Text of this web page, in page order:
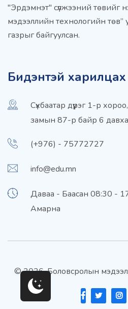
"Эрдэмнэт" сүлжээний төвийг
мэдээллийн технологийн төв”
газрыг байгуулсан.
Бидэнтэй харилцах
Сүхбаатар дүүрэг 1-р
замын 87-р байр 6
(+976) - 75772727
info@edu.mn
Даваа - Баасан 08:30 -
Амарна
© 2026. Боловсролын